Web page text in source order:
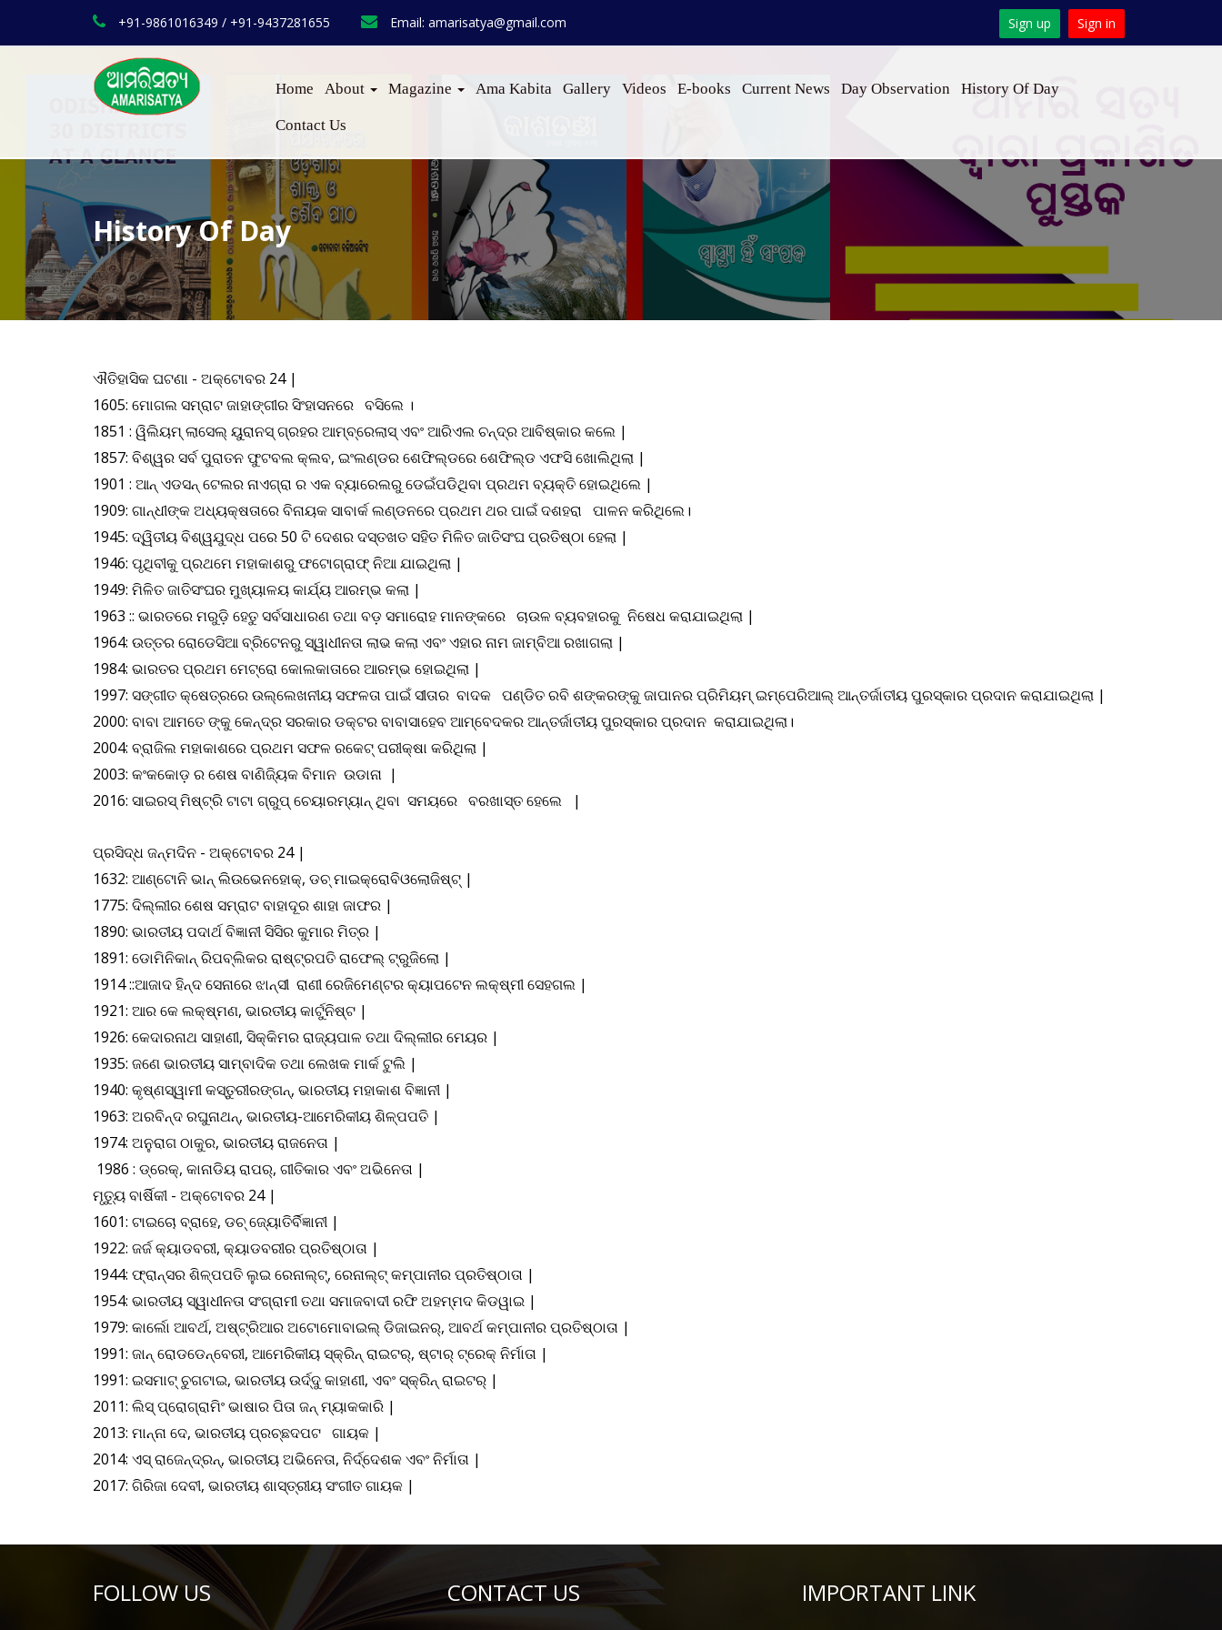
+91-9861016349 / +91-9437281655 Email: amarisatya@gmail.com Sign up Sign in
Home About Magazine Ama Kabita Gallery Videos E-books Current News Day Observation History Of Day
Contact Us
History Of Day
ଐତିହାସିକ ଘଟଣା - ଅକ୍ଟୋବର 24 |
1605: ମୋଗଲ ସମ୍ରାଟ ଜାହାଙ୍ଗୀର ସିଂହାସନରେ ବସିଲେ ।
1851 : ୱିଲିୟମ୍ ଲାସେଲ୍ ୟୁରାନସ୍ ଗ୍ରହର ଆମ୍ବ୍ରେଲାସ୍ ଏବଂ ଆରିଏଲ ଚନ୍ଦ୍ର ଆବିଷ୍କାର କଲେ |
1857: ବିଶ୍ୱର ସର୍ବ ପୁରାତନ ଫୁଟବଲ କ୍ଲବ, ଇଂଲଣ୍ଡର ଶେଫିଲ୍ଡରେ ଶେଫିଲ୍ଡ ଏଫସି ଖୋଲିଥିଲା |
1901 : ଆନ୍ ଏଡସନ୍ ଟେଲର ନାଏଗ୍ରା ର ଏକ ବ୍ୟାରେଲରୁ ଡେଇଁପଡିଥିବା ପ୍ରଥମ ବ୍ୟକ୍ତି ହୋଇଥିଲେ |
1909: ଗାନ୍ଧୀଙ୍କ ଅଧ୍ୟକ୍ଷତାରେ ବିନାୟକ ସାବାର୍କ ଲଣ୍ଡନରେ ପ୍ରଥମ ଥର ପାଇଁ ଦଶହରା ପାଳନ କରିଥିଲେ।
1945: ଦ୍ୱିତୀୟ ବିଶ୍ୱଯୁଦ୍ଧ ପରେ 50 ଟି ଦେଶର ଦସ୍ତଖତ ସହିତ ମିଳିତ ଜାତିସଂଘ ପ୍ରତିଷ୍ଠା ହେଲା |
1946: ପୃଥିବୀକୁ ପ୍ରଥମେ ମହାକାଶରୁ ଫଟୋଗ୍ରାଫ୍ ନିଆ ଯାଇଥିଲା |
1949: ମିଳିତ ଜାତିସଂଘର ମୁଖ୍ୟାଳୟ କାର୍ଯ୍ୟ ଆରମ୍ଭ କଲା |
1963 :: ଭାରତରେ ମରୁଡ଼ି ହେତୁ ସର୍ବସାଧାରଣ ତଥା ବଡ଼ ସମାରୋହ ମାନଙ୍କରେ ଚାଉଳ ବ୍ୟବହାରକୁ ନିଷେଧ କରାଯାଇଥିଲା |
1964: ଉତ୍ତର ରୋଡେସିଆ ବ୍ରିଟେନରୁ ସ୍ୱାଧୀନତା ଲାଭ କଲା ଏବଂ ଏହାର ନାମ ଜାମ୍ବିଆ ରଖାଗଲା |
1984: ଭାରତର ପ୍ରଥମ ମେଟ୍ରୋ କୋଲକାତାରେ ଆରମ୍ଭ ହୋଇଥିଲା |
1997: ସଙ୍ଗୀତ କ୍ଷେତ୍ରରେ ଉଲ୍ଲେଖନୀୟ ସଫଳତା ପାଇଁ ସୀତାର ବାଦକ ପଣ୍ଡିତ ରବି ଶଙ୍କରଙ୍କୁ ଜାପାନର ପ୍ରିମିୟମ୍ ଇମ୍ପେରିଆଲ୍ ଆନ୍ତର୍ଜାତୀୟ ପୁରସ୍କାର ପ୍ରଦାନ କରାଯାଇଥିଲା |
2000: ବାବା ଆମତେ ଙ୍କୁ କେନ୍ଦ୍ର ସରକାର ଡକ୍ଟର ବାବାସାହେବ ଆମ୍ବେଦକର ଆନ୍ତର୍ଜାତୀୟ ପୁରସ୍କାର ପ୍ରଦାନ କରାଯାଇଥିଲା।
2004: ବ୍ରାଜିଲ ମହାକାଶରେ ପ୍ରଥମ ସଫଳ ରକେଟ୍ ପରୀକ୍ଷା କରିଥିଲା |
2003: କଂକକୋଡ଼ ର ଶେଷ ବାଣିଜ୍ୟିକ ବିମାନ ଉଡାନା |
2016: ସାଇରସ୍ ମିଷ୍ଟ୍ରି ଟାଟା ଗ୍ରୁପ୍ ଚେୟାରମ୍ୟାନ୍ ଥିବା ସମୟରେ ବରଖାସ୍ତ ହେଲେ |
ପ୍ରସିଦ୍ଧ ଜନ୍ମଦିନ - ଅକ୍ଟୋବର 24 |
1632: ଆଣ୍ଟୋନି ଭାନ୍ ଲିଉଭେନହୋକ୍, ଡଚ୍ ମାଇକ୍ରୋବିଓଲୋଜିଷ୍ଟ୍ |
1775: ଦିଲ୍ଲୀର ଶେଷ ସମ୍ରାଟ ବାହାଦୂର ଶାହା ଜାଫର |
1890: ଭାରତୀୟ ପଦାର୍ଥ ବିଜ୍ଞାନୀ ସିସିର କୁମାର ମିତ୍ର |
1891: ଡୋମିନିକାନ୍ ରିପବ୍ଲିକର ରାଷ୍ଟ୍ରପତି ରାଫେଲ୍ ଟ୍ରୁଜିଲୋ |
1914 ::ଆଜାଦ ହିନ୍ଦ ସେନାରେ ଝାନ୍ସୀ ରାଣୀ ରେଜିମେଣ୍ଟର କ୍ୟାପଟେନ ଲକ୍ଷ୍ମୀ ସେହଗଲ |
1921: ଆର କେ ଲକ୍ଷ୍ମଣ, ଭାରତୀୟ କାର୍ଟୁନିଷ୍ଟ |
1926: କେଦାରନାଥ ସାହାଣୀ, ସିକ୍କିମର ରାଜ୍ୟପାଳ ତଥା ଦିଲ୍ଲୀର ମେୟର |
1935: ଜଣେ ଭାରତୀୟ ସାମ୍ବାଦିକ ତଥା ଲେଖକ ମାର୍କ ଟୁଲି |
1940: କୃଷ୍ଣସ୍ୱାମୀ କସ୍ତୁରୀରଙ୍ଗନ୍, ଭାରତୀୟ ମହାକାଶ ବିଜ୍ଞାନୀ |
1963: ଅରବିନ୍ଦ ରଘୁନାଥନ୍, ଭାରତୀୟ-ଆମେରିକୀୟ ଶିଳ୍ପପତି |
1974: ଅନୁରାଗ ଠାକୁର, ଭାରତୀୟ ରାଜନେତା |
1986 : ଡ୍ରେକ୍, କାନାଡିୟ ରାପର୍, ଗୀତିକାର ଏବଂ ଅଭିନେତା |
ମୃତ୍ୟୁ ବାର୍ଷିକୀ - ଅକ୍ଟୋବର 24 |
1601: ଟାଇଚୋ ବ୍ରାହେ, ଡଚ୍ ଜ୍ୟୋତିର୍ବିଜ୍ଞାନୀ |
1922: ଜର୍ଜ କ୍ୟାଡବରୀ, କ୍ୟାଡବରୀର ପ୍ରତିଷ୍ଠାତା |
1944: ଫ୍ରାନ୍ସର ଶିଳ୍ପପତି ଲୁଇ ରେନାଲ୍ଟ୍, ରେନାଲ୍ଟ୍ କମ୍ପାନୀର ପ୍ରତିଷ୍ଠାତା |
1954: ଭାରତୀୟ ସ୍ୱାଧୀନତା ସଂଗ୍ରାମୀ ତଥା ସମାଜବାଦୀ ରଫି ଅହମ୍ମଦ କିଡୱାଇ |
1979: କାର୍ଲୋ ଆବର୍ଥ, ଅଷ୍ଟ୍ରିଆର ଅଟୋମୋବାଇଲ୍ ଡିଜାଇନର୍, ଆବର୍ଥ କମ୍ପାନୀର ପ୍ରତିଷ୍ଠାତା |
1991: ଜାନ୍ ରୋଡଡେନ୍ବେରୀ, ଆମେରିକୀୟ ସ୍କ୍ରିନ୍ ରାଇଟର୍, ଷ୍ଟାର୍ ଟ୍ରେକ୍ ନିର୍ମାତା |
1991: ଇସମାଟ୍ ଚୁଗଟାଇ, ଭାରତୀୟ ଉର୍ଦ୍ଦୁ କାହାଣୀ, ଏବଂ ସ୍କ୍ରିନ୍ ରାଇଟର୍ |
2011: ଲିସ୍ ପ୍ରୋଗ୍ରାମିଂ ଭାଷାର ପିତା ଜନ୍ ମ୍ୟାକକାରି |
2013: ମାନ୍ନା ଦେ, ଭାରତୀୟ ପ୍ରଚ୍ଛଦପଟ ଗାୟକ |
2014: ଏସ୍ ରାଜେନ୍ଦ୍ରନ୍, ଭାରତୀୟ ଅଭିନେତା, ନିର୍ଦ୍ଦେଶକ ଏବଂ ନିର୍ମାତା |
2017: ଗିରିଜା ଦେବୀ, ଭାରତୀୟ ଶାସ୍ତ୍ରୀୟ ସଂଗୀତ ଗାୟକ |
FOLLOW US CONTACT US IMPORTANT LINK